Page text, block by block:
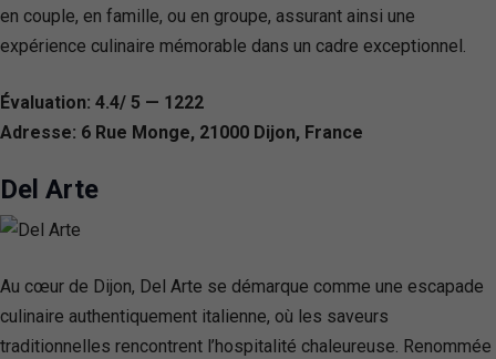
en couple, en famille, ou en groupe, assurant ainsi une
expérience culinaire mémorable dans un cadre exceptionnel.
Évaluation: 4.4/ 5 — 1222
Adresse: 6 Rue Monge, 21000 Dijon, France
Del Arte
Au cœur de Dijon, Del Arte se démarque comme une escapade
culinaire authentiquement italienne, où les saveurs
traditionnelles rencontrent l’hospitalité chaleureuse. Renommée